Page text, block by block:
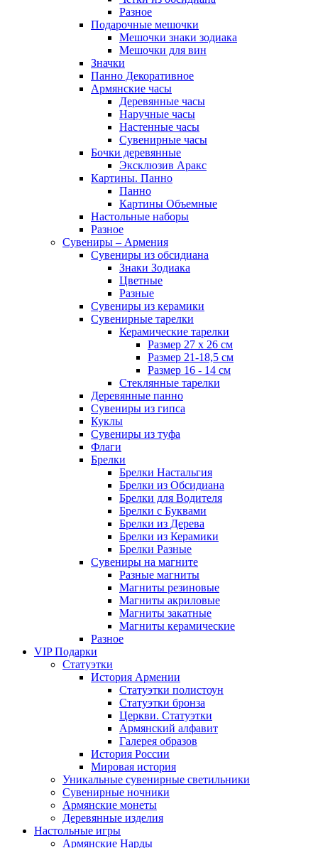
Разное
Подарочные мешочки
Мешочки знаки зодиака
Мешочки для вин
Значки
Панно Декоративное
Армянские часы
Деревянные часы
Наручные часы
Настенные часы
Сувенирные часы
Бочки деревянные
Эксклюзив Аракс
Картины. Панно
Панно
Картины Объемные
Настольные наборы
Разное
Сувениры – Армения
Сувениры из обсидиана
Знаки Зодиака
Цветные
Разные
Сувениры из керамики
Сувенирные тарелки
Керамические тарелки
Размер 27 х 26 см
Размер 21-18,5 см
Размер 16 - 14 см
Стеклянные тарелки
Деревянные панно
Сувениры из гипса
Куклы
Сувениры из туфа
Флаги
Брелки
Брелки Настальгия
Брелки из Обсидиана
Брелки для Водителя
Брелки с Буквами
Брелки из Дерева
Брелки из Керамики
Брелки Разные
Сувениры на магните
Разные магниты
Магниты резиновые
Магниты акриловые
Магниты закатные
Магниты керамические
Разное
VIP Подарки
Статуэтки
История Армении
Статуэтки полистоун
Статуэтки бронза
Церкви. Статуэтки
Армянский алфавит
Галерея образов
История России
Мировая история
Уникальные сувенирные светильники
Сувенирные ночники
Армянские монеты
Деревянные изделия
Настольные игры
Армянские Нарды